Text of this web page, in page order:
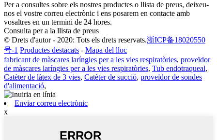
Per a consultes sobre els nostres productes o llista de preus, deixeu-
nos el vostre correu electrònic i ens posarem en contacte amb
vosaltres en un termini de 24 hores.
Consulta per a la llista de preus
© Drets d'autor - 2020: Tots els drets reservats.浙ICP备18020550
号-1 Productes destacats - Mapa del lloc
fabricant de màscares laríngies per a les vies respiratòries, proveïdor
de màscares laríngies per a les vies respiratòries, Tub endotraqueal,
Catèter de làtex de 3 vies, Catèter de succió, proveïdor de sondes
d'alimentació,
Enviar correu electrònic
x